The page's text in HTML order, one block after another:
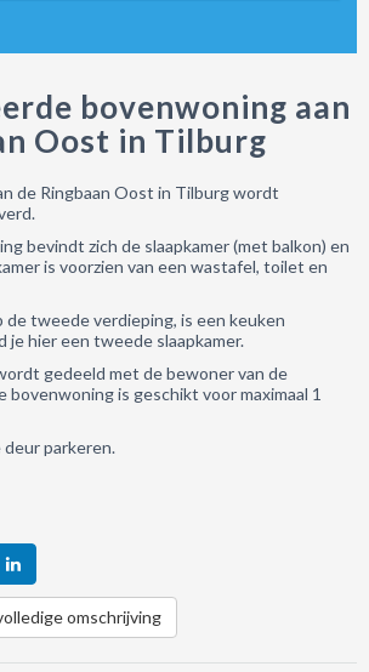
bovenwoning aan
Oost in Tilburg
de Ringbaan Oost in Tilburg wordt
bevindt zich de slaapkamer (met balkon) en
is voorzien van een wastafel, toilet en
de tweede verdieping, is een keuken
je hier een tweede slaapkamer.
gedeeld met de bewoner van de
bovenwoning is geschikt voor maximaal 1
deur parkeren.
omschrijving